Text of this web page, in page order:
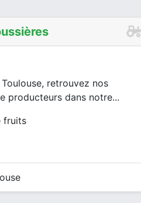
retrouvez nos
producteurs dans notre...
fruits